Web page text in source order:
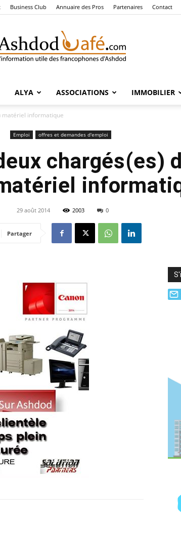
Business Club Annuaire des Pros Partenaires Contact
Café
ALYA ASSOCIATIONS IMMOBILIER
matériel informatique
Emploi offres et demandes d'emploi
chargés(es)
29 août 2014 2003 0
Partager